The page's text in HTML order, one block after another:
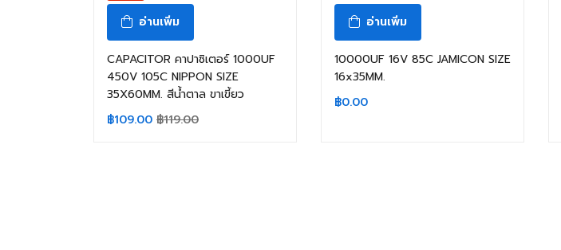
อ่านเพิ่ม
CAPACITOR คาปาซิเตอร์ 1000UF
450V 105C NIPPON SIZE
35X60MM. สีน้ำตาล ขาเขี้ยว
฿109.00 ฿119.00
อ่านเพิ่ม
10000UF 16V 85C JAMICON SIZE
16x35MM.
฿0.00